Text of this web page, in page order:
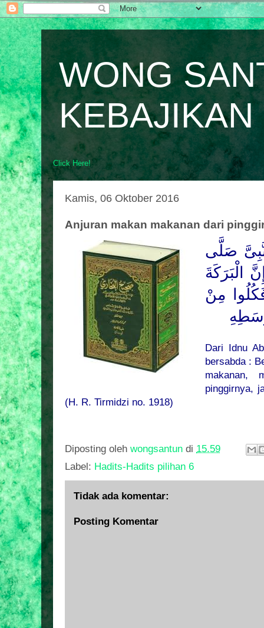
WONG
KEBAJIKAN
Click Here!
Kamis, 06 Oktober 2016
Anjuran makan makanan dari
صَلَّى
الْبَرَكَةَ
مِنْ
وَسَطِهِ
Dari Idnu
bersabda :
makanan,
pinggirnya,
(H. R. Tirmidzi no. 1918)
Diposting oleh wongsantun di 15.59
Label: Hadits-Hadits pilihan 6
Tidak ada komentar:
Posting Komentar